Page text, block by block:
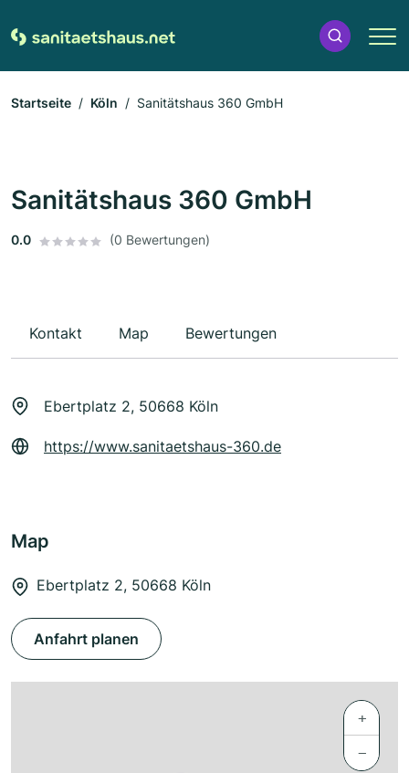
Startseite Köln Sanitätshaus 360 GmbH
Sanitätshaus 360 GmbH
0.0 (0 Bewertungen)
Kontakt Map Bewertungen
Ebertplatz 2, 50668 Köln
https://www.sanitaetshaus-360.de
Map
Ebertplatz 2, 50668 Köln
Anfahrt planen
+
−